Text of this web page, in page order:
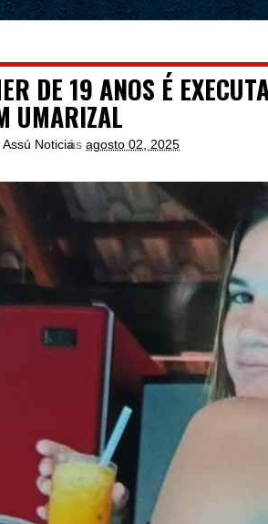
DE 19 ANOS É
UMARIZAL
Assú Noticia
às agosto 02, 2025